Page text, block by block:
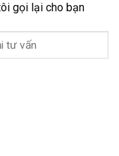
gọi lại cho bạn